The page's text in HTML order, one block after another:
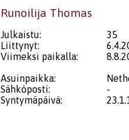
Runoilija Thomas
Julkaistu:
35
Liittynyt:
Viimeksi paikalla:
Asuinpaikka:
Sähköposti:
-
Syntymäpäivä: